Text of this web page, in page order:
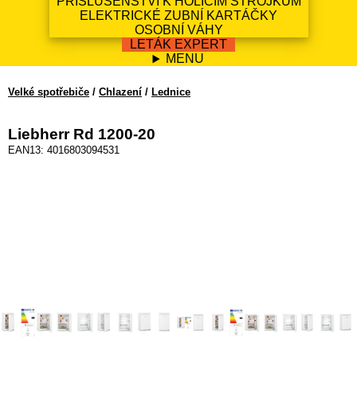
ELEKTRICKÉ ZUBNÍ KARTÁČKY
OSOBNÍ VÁHY
LETÁK EXPERT
MENU
Velké spotřebiče / Chlazení / Lednice
Liebherr Rd 1200-20
EAN13: 4016803094531